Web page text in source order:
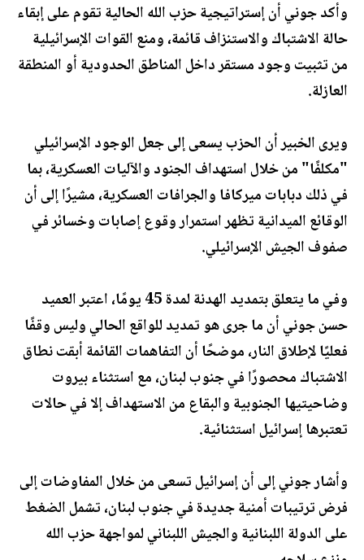
وأكد جوني أن إستراتيجية حزب الله الحالية تقوم على إبقاء
حالة الاشتباك والاستنزاف قائمة، ومنع القوات الإسرائيلية
من تثبيت وجود مستقر داخل المناطق الحدودية أو المنطقة
العازلة.
ويرى الخبير أن الحزب يسعى إلى جعل الوجود الإسرائيلي
"مكلفًا" من خلال استهداف الجنود والآليات العسكرية، بما
في ذلك دبابات ميركافا والجرافات العسكرية، مشيرًا إلى أن
الوقائع الميدانية تظهر استمرار وقوع إصابات وخسائر في
صفوف الجيش الإسرائيلي.
وفي ما يتعلق بتمديد الهدنة لمدة 45 يومًا، اعتبر العميد
حسن جوني أن ما جرى هو تمديد للواقع الحالي وليس وقفًا
فعليًا لإطلاق النار، موضحًا أن التفاهمات القائمة أبقت نطاق
الاشتباك محصورًا في جنوب لبنان، مع استثناء بيروت
وضاحيتيها الجنوبية والبقاع من الاستهداف إلا في حالات
تعتبرها إسرائيل استثنائية.
وأشار جوني إلى أن إسرائيل تسعى من خلال المفاوضات إلى
فرض ترتيبات أمنية جديدة في جنوب لبنان، تشمل الضغط
على الدولة اللبنانية والجيش اللبناني لمواجهة حزب الله